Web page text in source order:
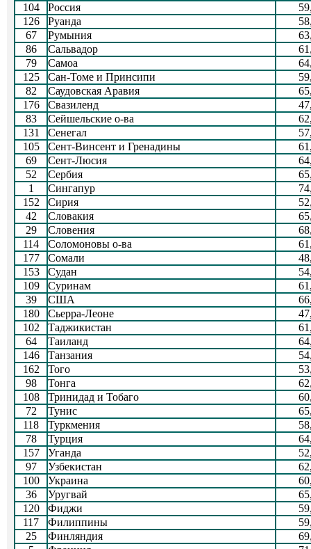
104 Россия
126
Руанда
67
Румыния
86
Сальвадор
79
Самоа
125
Сан-Томе и Принсипи
82
Саудовская Аравия
176
Свазиленд
83
Сейшельские о-ва
131
Сенегал
105
Сент-Винсент и Гренадины
69
Сент-Люсия
52
Сербия
1
Сингапур
152
Сирия
42
Словакия
29
Словения
114
Соломоновы о-ва
177
Сомали
153
Судан
109
Суринам
39
США
180
Сьерра-Леоне
102
Таджикистан
64
Таиланд
146
Танзания
162
Того
98
Тонга
108
Тринидад и Тобаго
72
Тунис
118
Туркмения
78
Турция
157
Уганда
97
Узбекистан
100
Украина
36
Уругвай
120
Фиджи
117
Филиппины
25
Финляндия